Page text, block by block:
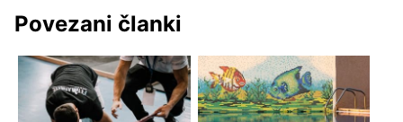
Povezani članki